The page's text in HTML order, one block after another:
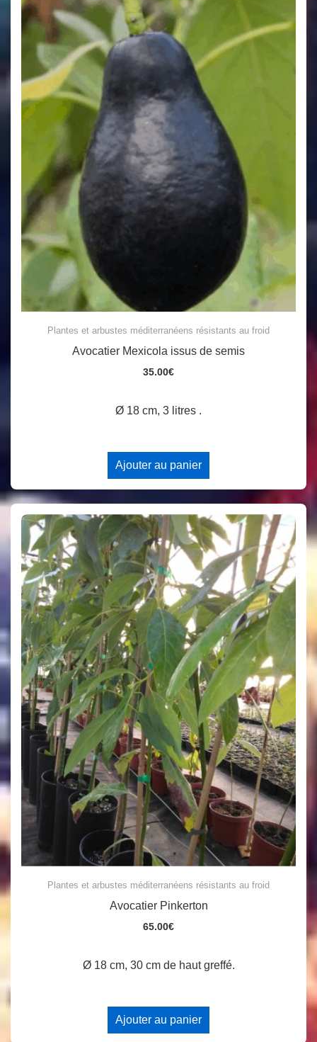
Plantes et arbustes méditerranéens résistants au froid
Avocatier Mexicola issus de semis
35.00€
Ø 18 cm, 3 litres .
Ajouter au panier
Plantes et arbustes méditerranéens résistants au froid
Avocatier Pinkerton
65.00€
Ø 18 cm, 30 cm de haut greffé.
Ajouter au panier